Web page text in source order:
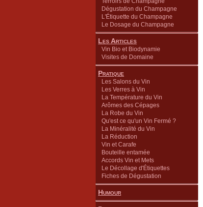
Dégustation du Champagne
L'Étiquette du Champagne
Le Dosage du Champagne
Les Articles
Vin Bio et Biodynamie
Visites de Domaine
Pratique
Les Salons du Vin
Les Verres à Vin
La Température du Vin
Arômes des Cépages
La Robe du Vin
Qu'est ce qu'un Vin Fermé ?
La Minéralité du Vin
La Réduction
Vin et Carafe
Bouteille entamée
Accords Vin et Mets
Le Décollage d'Étiquettes
Fiches de Dégustation
Humour